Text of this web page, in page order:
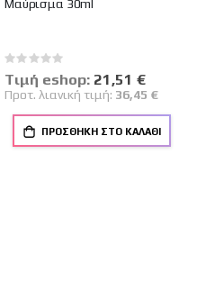
Μαύρισμα 30ml
Rating:
0%
Tιμή eshop: Ειδική
Τιμή
21,51 €
Προτ. λιανική τιμή: 36,45 €
ΠΡΟΣΘΉΚΗ ΣΤΟ ΚΑΛΆΘΙ